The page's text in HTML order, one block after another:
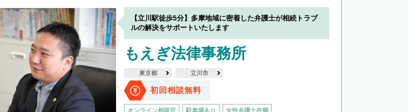
【立川駅徒歩5分】多摩地域に密着した弁護士が相続トラブ
ルの解決をサポートいたします
もえぎ法律事務所
東京都 立川市
初回相談無料